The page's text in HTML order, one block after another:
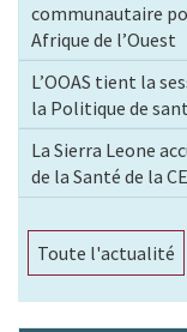
communautaire
Afrique de l’Ouest
L’OOAS tient la
la Politique de
La Sierra Leone
de la Santé de la
Toute l'actualité